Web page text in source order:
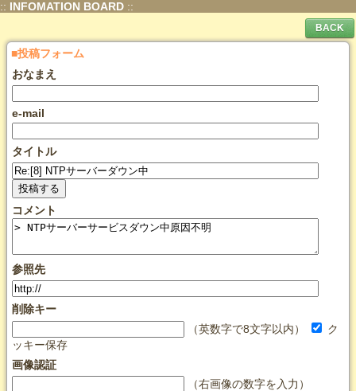
:: INFOMATION BOARD ::
■投稿フォーム
おなまえ
e-mail
タイトル
コメント
参照先
削除キー
（英数字で8文字以内）
ク
ッキー保存
画像認証
（右画像の数字を入力）